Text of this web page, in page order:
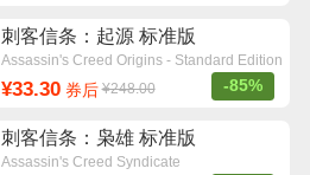
刺客信条：起源 标准版
Assassin's Creed Origins - Standard Edition
¥33.30券后 ¥248.00 -85%
刺客信条：枭雄 标准版
Assassin's Creed Syndicate